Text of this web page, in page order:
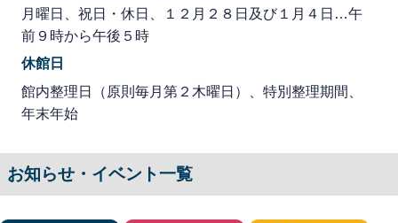
月曜日、祝日・休日、１２月２８日及び１月４日…午
前９時から午後５時
休館日
館内整理日（原則毎月第２木曜日）、特別整理期間、
年末年始
お知らせ・イベント一覧